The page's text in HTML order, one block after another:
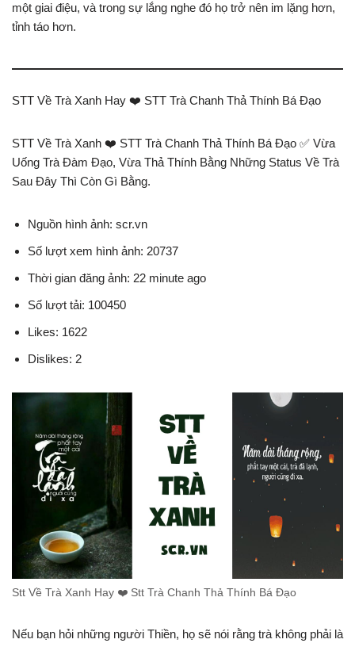
một giai điệu, và trong sự lắng nghe đó họ trở nên im lặng hơn,
tỉnh táo hơn.
STT Về Trà Xanh Hay ❤️️ STT Trà Chanh Thả Thính Bá Đạo
STT Về Trà Xanh ❤️️ STT Trà Chanh Thả Thính Bá Đạo ✅ Vừa
Uống Trà Đàm Đạo, Vừa Thả Thính Bằng Những Status Về Trà
Sau Đây Thì Còn Gì Bằng.
Nguồn hình ảnh: scr.vn
Số lượt xem hình ảnh: 20737
Thời gian đăng ảnh: 22 minute ago
Số lượt tải: 100450
Likes: 1622
Dislikes: 2
Stt Về Trà Xanh Hay ❤️️ Stt Trà Chanh Thả Thính Bá Đạo
Nếu bạn hỏi những người Thiền, họ sẽ nói rằng trà không phải là